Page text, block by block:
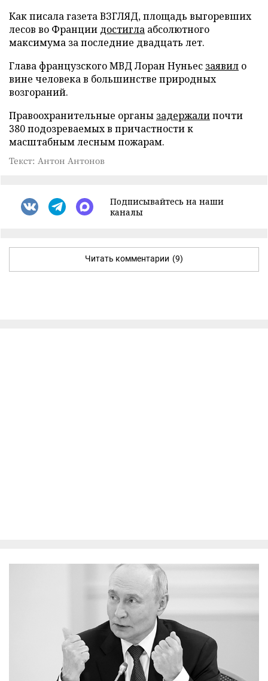
Как писала газета ВЗГЛЯД, площадь выгоревших
лесов во Франции достигла абсолютного
максимума за последние двадцать лет.
Глава французского МВД Лоран Нуньес заявил о
вине человека в большинстве природных
возгораний.
Правоохранительные органы задержалипочти
380 подозреваемых в причастности к
масштабным лесным пожарам.
Текст: Антон Антонов
Подписывайтесь на наши
каналы
Читать комментарии (9)